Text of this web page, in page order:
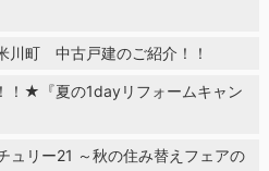
川町 中古戸建のご紹介！！
★『夏の1dayリフォームキャン
リー21 ～秋の住み替えフェアの